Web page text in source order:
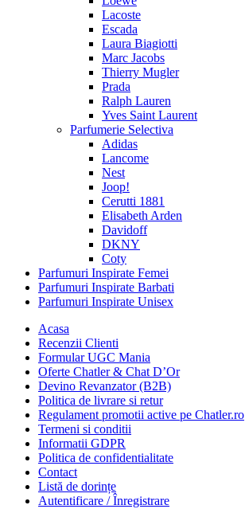
Lacoste
Escada
Laura Biagiotti
Marc Jacobs
Thierry Mugler
Prada
Ralph Lauren
Yves Saint Laurent
Parfumerie Selectiva
Adidas
Lancome
Nest
Joop!
Cerutti 1881
Elisabeth Arden
Davidoff
DKNY
Coty
Parfumuri Inspirate Femei
Parfumuri Inspirate Barbati
Parfumuri Inspirate Unisex
Acasa
Recenzii Clienti
Formular UGC Mania
Oferte Chatler & Chat D’Or
Devino Revanzator (B2B)
Politica de livrare si retur
Regulament promotii active pe Chatler.ro
Termeni si conditii
Informatii GDPR
Politica de confidentialitate
Contact
Listă de dorințe
Autentificare / Înregistrare